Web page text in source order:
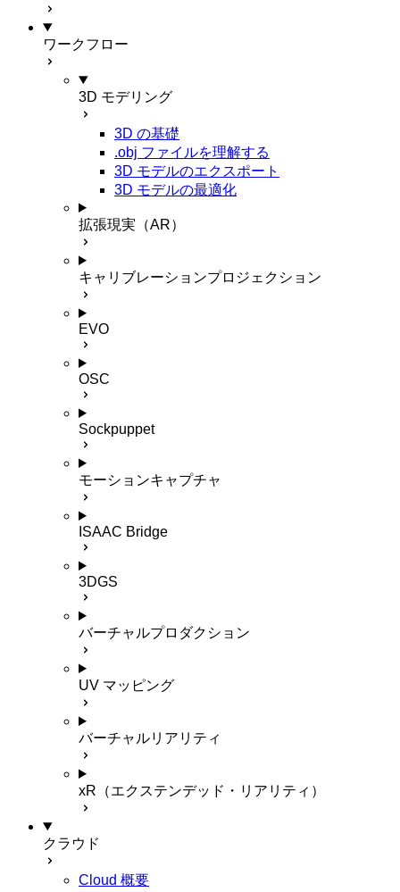
ワークフロー
3D モデリング
3D の基礎
.obj ファイルを理解する
3D モデルのエクスポート
3D モデルの最適化
拡張現実（AR）
キャリブレーションプロジェクション
EVO
OSC
Sockpuppet
モーションキャプチャ
ISAAC Bridge
3DGS
バーチャルプロダクション
UV マッピング
バーチャルリアリティ
xR（エクステンデッド・リアリティ）
クラウド
Cloud 概要